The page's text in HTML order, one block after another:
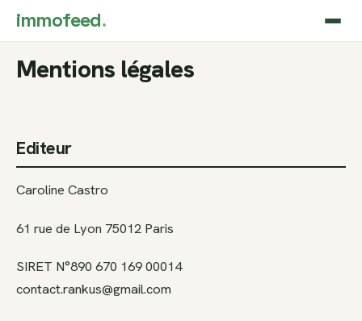
immofeed.
Mentions légales
Editeur
Caroline Castro
61 rue de Lyon 75012 Paris
SIRET N°890 670 169 00014
contact.rankus@gmail.com